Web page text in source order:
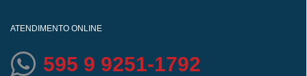
ATENDIMENTO ONLINE
595 9 9251-1792